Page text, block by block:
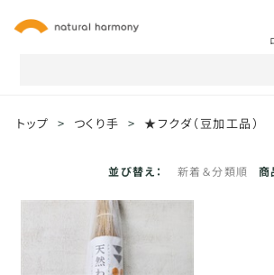
トップ > つくり手 > ★フクダ（豆加工品）
並び替え： 新着＆分類順 商